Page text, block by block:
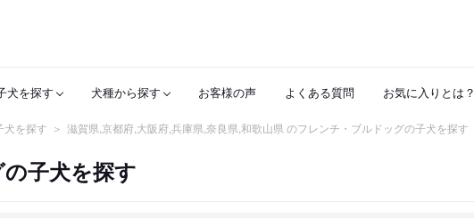
犬を探す 犬種から探す お客様の声 よくある質問 お気に入りとは？
犬を探す 滋賀県,京都府,大阪府,兵庫県,奈良県,和歌山県 のフレンチ・ブルドッグの子犬を探す
子犬を探す